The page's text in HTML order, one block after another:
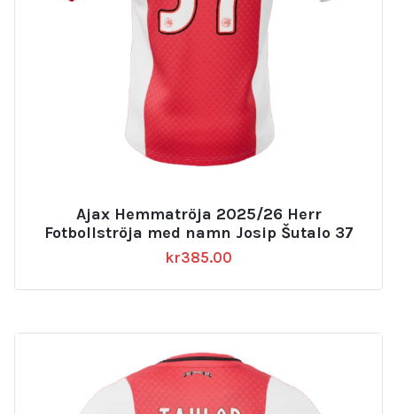
Ajax Hemmatröja 2025/26 Herr
Fotbollströja med namn Josip Šutalo 37
kr385.00